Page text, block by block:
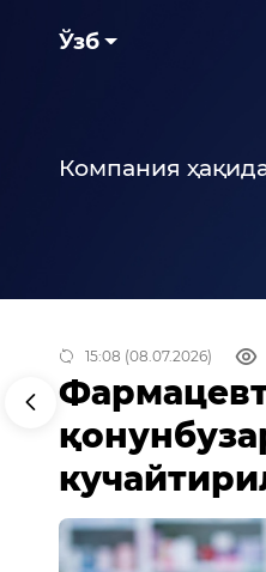
Ўзб
Компания
15:08 (08.07.2026)